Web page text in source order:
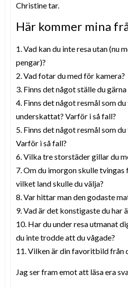
Christine tar.
Här kommer mina
1. Vad kan du inte resa utan (nu
pengar)?
2. Vad fotar du med för kamera?
3. Finns det något ställe du
4. Finns det något resmål som
underskattat? Varför i så fall?
5. Finns det något resmål som
Varför i så fall?
6. Vilka tre storstäder gillar du
7. Om du imorgon skulle
vilket land skulle du välja?
8. Var hittar man den godaste
9. Vad är det konstigaste du har
10. Har du under resa utmanat
du inte trodde att du vågade?
11. Vilken är din favoritbild från
Jag ser fram emot att läsa era